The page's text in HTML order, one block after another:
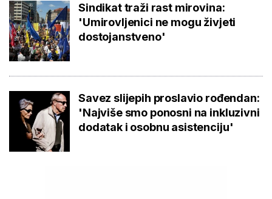
Sindikat traži rast mirovina:
'Umirovljenici ne mogu živjeti
dostojanstveno'
Savez slijepih proslavio rođendan:
'Najviše smo ponosni na inkluzivni
dodatak i osobnu asistenciju'